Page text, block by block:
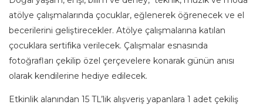
atölye çalışmalarında çocuklar, eğlenerek öğrenecek ve el
becerilerini geliştirecekler. Atölye çalışmalarına katılan
çocuklara sertifika verilecek. Çalışmalar esnasında
fotoğrafları çekilip özel çerçevelere konarak günün anısı
olarak kendilerine hediye edilecek.
Etkinlik alanından 15 TL’lik alışveriş yapanlara 1 adet çekiliş